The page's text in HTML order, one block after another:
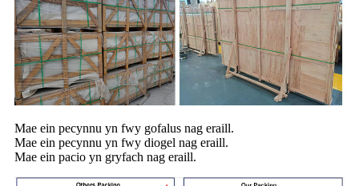
Mae ein pecynnu yn fwy gofalus nag eraill.
Mae ein pecynnu yn fwy diogel nag eraill.
Mae ein pacio yn gryfach nag eraill.